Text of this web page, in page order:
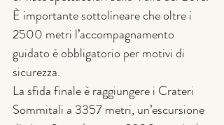
È importante sottolineare che oltre i
2500 metri l’accompagnamento
guidato è obbligatorio per motivi di
sicurezza.
La sfida finale è raggiungere i Crateri
Sommitali a 3357 metri, un’escursione